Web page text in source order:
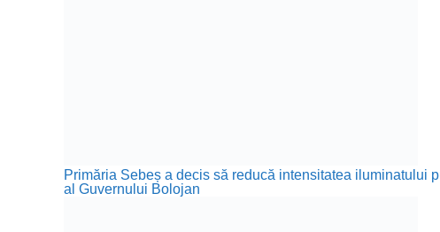
Primăria Sebeș a decis să reducă intensitatea iluminatului
al Guvernului Bolojan